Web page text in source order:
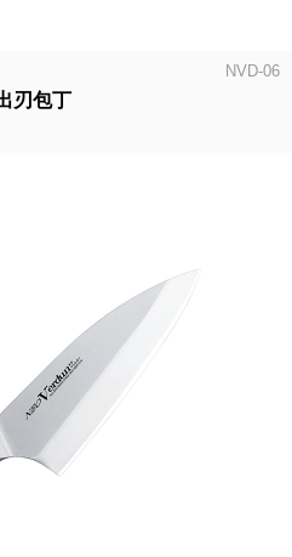
刃包丁
NVD-06